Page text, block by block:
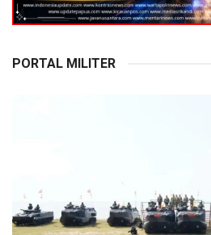
PORTAL MILITER